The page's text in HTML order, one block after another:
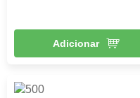
Adicionar